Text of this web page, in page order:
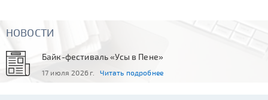
НОВОСТИ
Байк-фестиваль «Усы в Пене»
17 июля 2026 г. Читать подробнее